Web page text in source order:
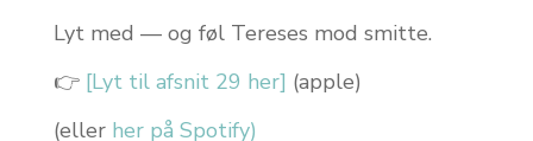
Lyt med — og føl Tereses mod smitte.
👉 [Lyt til afsnit 29 her] (apple)
(eller her på Spotify)